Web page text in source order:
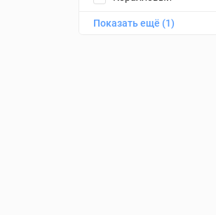
Желтый
Показать ещё (1)